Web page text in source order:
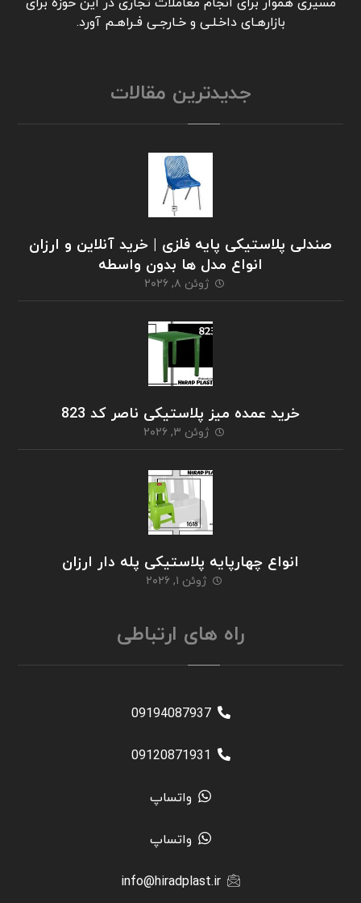
بازارهـای داخـلـی و خـارجـی فـراهـم آورد.
جدیدترین مقالات
صندلی پلاستیکی پایه فلزی | خرید آنلاین و ارزان
انواع مدل ها بدون واسطه
ژوئن ۸, ۲۰۲۶
خرید عمده میز پلاستیکی ناصر کد 823
ژوئن ۳, ۲۰۲۶
انواع چهارپایه پلاستیکی پله دار ارزان
ژوئن ۱, ۲۰۲۶
راه های ارتباطی
09194087937
09120871931
واتساپ
واتساپ
info@hiradplast.ir